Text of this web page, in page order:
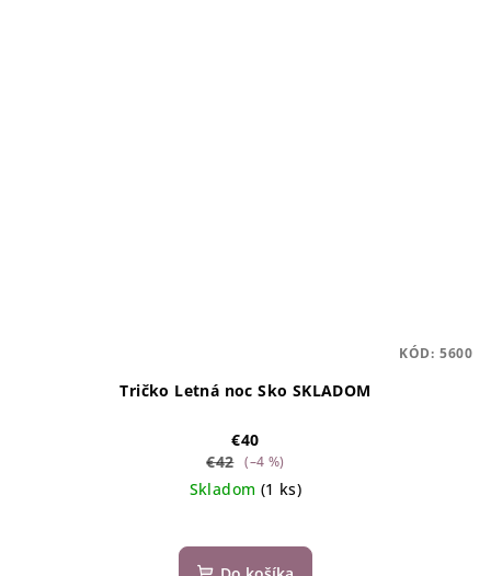
Tričko Letná noc Sko SKLADOM
€40
€42 (–4 %)
Skladom (1 ks)
KÓD: 5600